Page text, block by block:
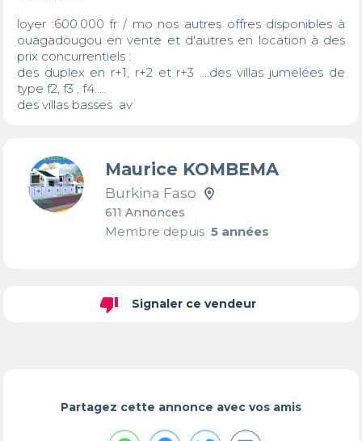
loyer :600.000 fr / mo nos autres offres disponibles à
ouagadougou en vente et d'autres en location à des
prix concurrentiels :
des duplex en r+1, r+2 et r+3 ....des villas jumelées de
type f2, f3 , f4.....
des villas basses  av
Maurice KOMBEMA
Burkina Faso
611 Annonces
Membre depuis5 années
thumb_down Signaler ce vendeur
Partagez cette annonce avec vos amis